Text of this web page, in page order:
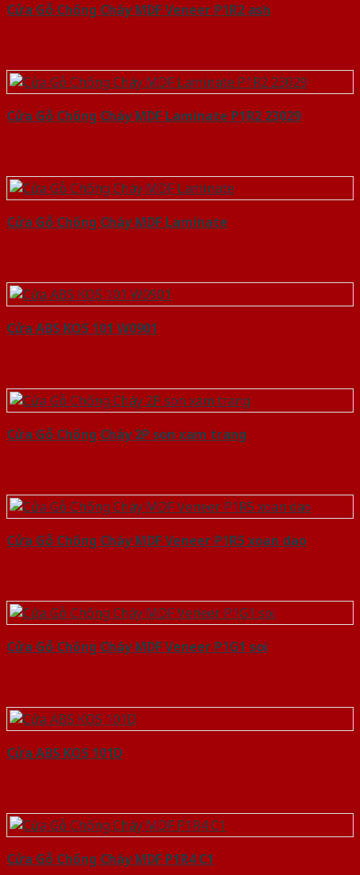
Cửa Gỗ Chống Cháy MDF Veneer P1R2 ash
Cửa Gỗ Chống Cháy MDF Laminate P1R2 23029
Cửa Gỗ Chống Cháy MDF Laminate
Cửa ABS KOS 101 W0901
Cửa Gỗ Chống Cháy 2P son xam trang
Cửa Gỗ Chống Cháy MDF Veneer P1R5 xoan dao
Cửa Gỗ Chống Cháy MDF Veneer P1G1 soi
Cửa ABS KOS 101D
Cửa Gỗ Chống Cháy MDF P1R4 C1